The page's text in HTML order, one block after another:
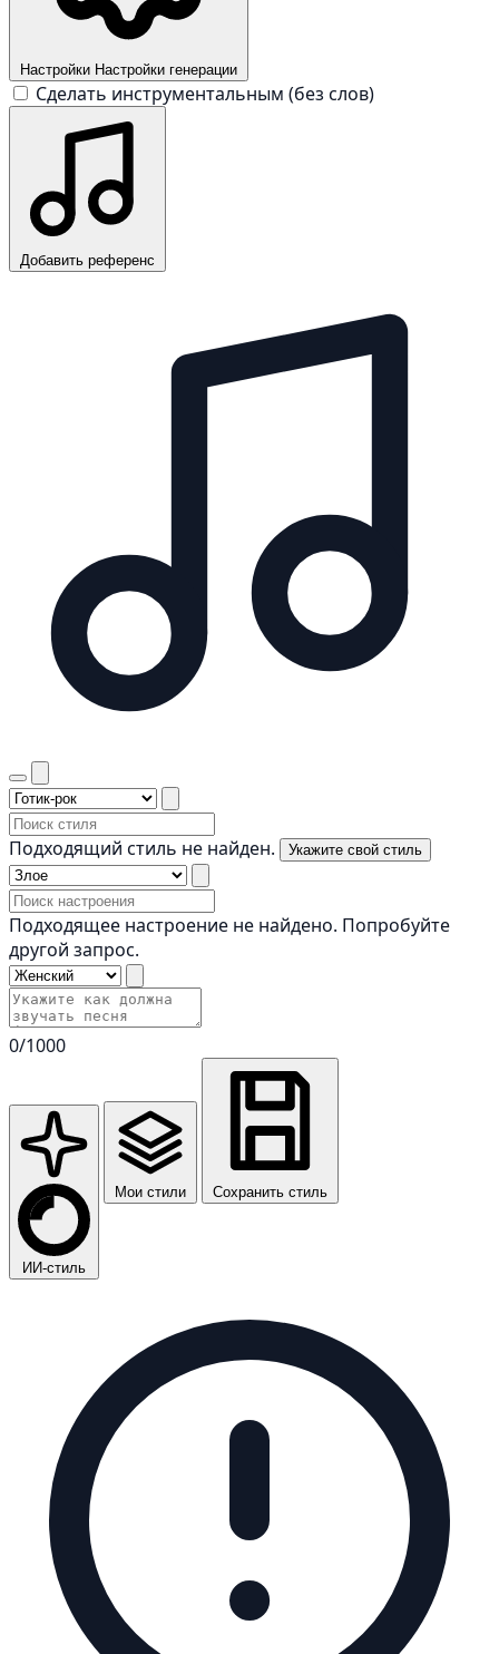
Настройки Настройки генерации
Сделать инструментальным (без слов)
Добавить референс
Подходящий стиль не найден. Укажите свой стиль
Подходящее настроение не найдено. Попробуйте
другой запрос.
0/1000
ИИ-стиль
Мои стили Сохранить стиль